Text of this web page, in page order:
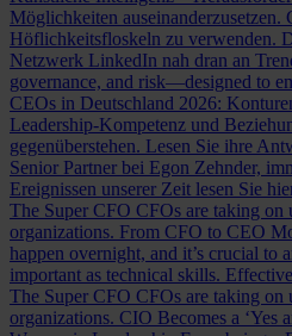
Möglichkeiten auseinanderzusetzen.
Höflichkeitsfloskeln zu verwenden.
Netzwerk LinkedIn nah dran an
governance, and risk—designed to
CEOs in Deutschland 2026:
Leadership-Kompetenz und
gegenüberstehen. Lesen Sie ihre
Senior Partner bei Egon Zehnder,
Ereignissen unserer Zeit lesen Sie
The Super CFO CFOs are taking on
organizations. From CFO to CEO
happen overnight, and it’s crucial
important as technical skills.
The Super CFO CFOs are taking on
organizations. CIO Becomes a ‘Yes